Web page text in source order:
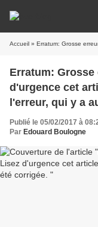
Accueil » Erratum: Grosse erreur sur le
Erratum:
d'urgence cet
l'erreur, qui y a
Publié le 05/02/2017 à
Par Edouard Boulogne